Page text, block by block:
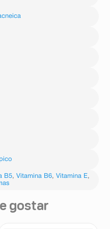
B5, Vitamina B6, Vitamina E,
gostar